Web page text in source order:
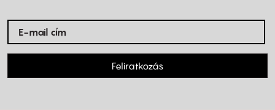
Feliratkozás